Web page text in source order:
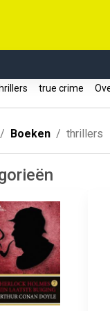
true crime
Boeken thrillers